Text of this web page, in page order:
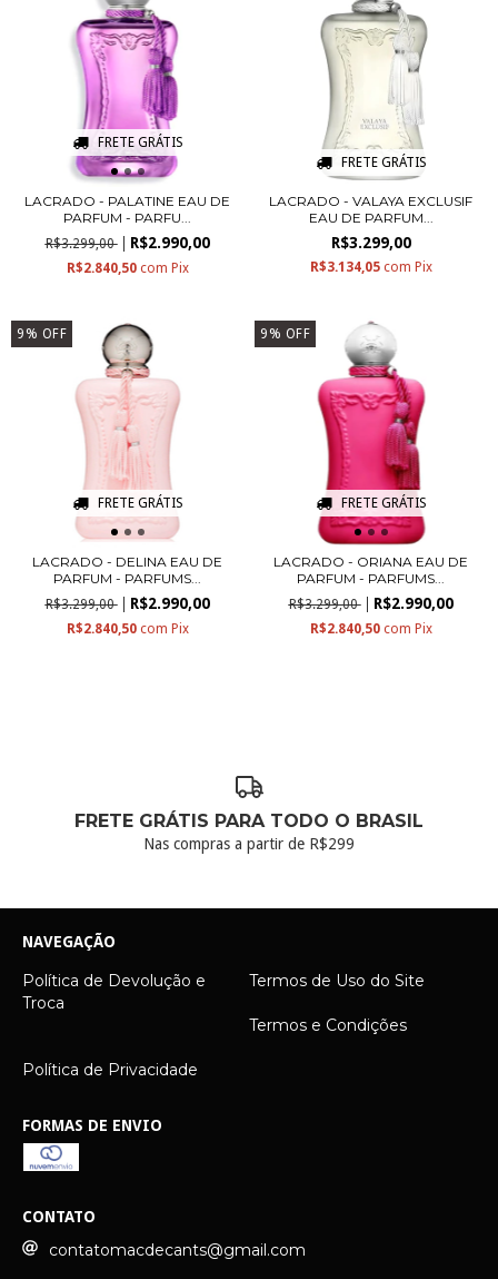
FRETE GRÁTIS
LACRADO - PALATINE EAU DE
PARFUM - PARFU...
R$3.299,00 R$2.990,00
R$2.840,50 com Pix
FRETE GRÁTIS
LACRADO - VALAYA EXCLUSIF
EAU DE PARFUM...
R$3.299,00
R$3.134,05 com Pix
9 % OFF
FRETE GRÁTIS
LACRADO - DELINA EAU DE
PARFUM - PARFUMS...
R$3.299,00 R$2.990,00
R$2.840,50 com Pix
9 % OFF
FRETE GRÁTIS
LACRADO - ORIANA EAU DE
PARFUM - PARFUMS...
R$3.299,00 R$2.990,00
R$2.840,50 com Pix
FRETE GRÁTIS PARA TODO O BRASIL
Nas compras a partir de R$299
NAVEGAÇÃO
Política de Devolução e
Troca
Termos de Uso do Site
Termos e Condições
Política de Privacidade
FORMAS DE ENVIO
CONTATO
contatomacdecants@gmail.com